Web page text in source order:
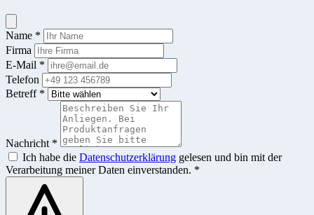
Name *
Firma
E-Mail *
Telefon
Betreff *
Nachricht *
Ich habe die Datenschutzerklärung gelesen und bin mit der
Verarbeitung meiner Daten einverstanden. *